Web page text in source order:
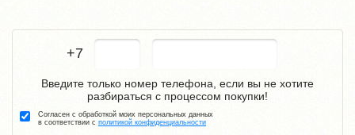
+7
Введите только номер телефона, если вы не хотите
разбираться с процессом покупки!
Согласен с обработкой моих персональных данных
в соответствии с политикой конфиденциальности